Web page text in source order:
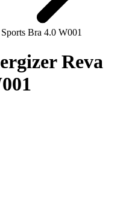
Bra 4.0 W001
Reva